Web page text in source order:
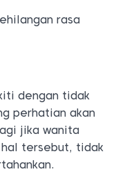
rasa
dengan tidak
perhatian akan
jika wanita
hal tersebut, tidak